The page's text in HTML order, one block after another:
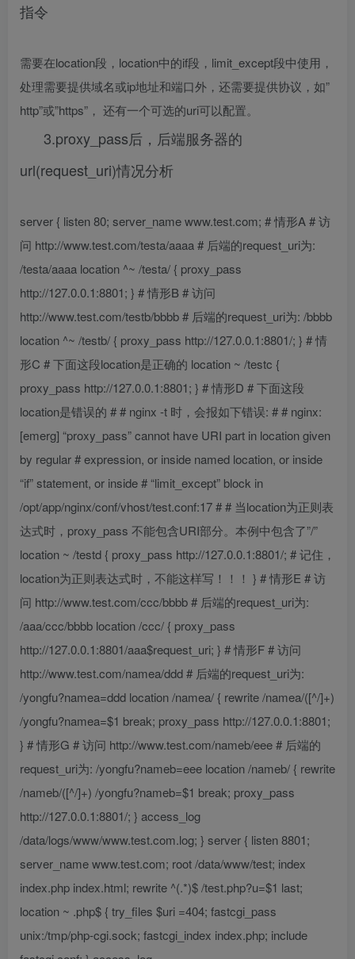
指令
需要在location段，location中的if段，limit_except段中使用，
处理需要提供域名或ip地址和端口外，还需要提供协议，如”
http”或”https”， 还有一个可选的uri可以配置。
3.proxy_pass后，后端服务器的
url(request_uri)情况分析
server { listen 80; server_name www.test.com; # 情形A # 访
问 http://www.test.com/testa/aaaa # 后端的request_uri为:
/testa/aaaa location ^~ /testa/ { proxy_pass
http://127.0.0.1:8801; } # 情形B # 访问
http://www.test.com/testb/bbbb # 后端的request_uri为: /bbbb
location ^~ /testb/ { proxy_pass http://127.0.0.1:8801/; } # 情
形C # 下面这段location是正确的 location ~ /testc {
proxy_pass http://127.0.0.1:8801; } # 情形D # 下面这段
location是错误的 # # nginx -t 时，会报如下错误: # # nginx:
[emerg] “proxy_pass” cannot have URI part in location given
by regular # expression, or inside named location, or inside
“if” statement, or inside # “limit_except” block in
/opt/app/nginx/conf/vhost/test.conf:17 # # 当location为正则表
达式时，proxy_pass 不能包含URI部分。本例中包含了”/”
location ~ /testd { proxy_pass http://127.0.0.1:8801/; # 记住，
location为正则表达式时，不能这样写！！！ } # 情形E # 访
问 http://www.test.com/ccc/bbbb # 后端的request_uri为:
/aaa/ccc/bbbb location /ccc/ { proxy_pass
http://127.0.0.1:8801/aaa$request_uri; } # 情形F # 访问
http://www.test.com/namea/ddd # 后端的request_uri为:
/yongfu?namea=ddd location /namea/ { rewrite /namea/([^/]+)
/yongfu?namea=$1 break; proxy_pass http://127.0.0.1:8801;
} # 情形G # 访问 http://www.test.com/nameb/eee # 后端的
request_uri为: /yongfu?nameb=eee location /nameb/ { rewrite
/nameb/([^/]+) /yongfu?nameb=$1 break; proxy_pass
http://127.0.0.1:8801/; } access_log
/data/logs/www/www.test.com.log; } server { listen 8801;
server_name www.test.com; root /data/www/test; index
index.php index.html; rewrite ^(.*)$ /test.php?u=$1 last;
location ~ .php$ { try_files $uri =404; fastcgi_pass
unix:/tmp/php-cgi.sock; fastcgi_index index.php; include